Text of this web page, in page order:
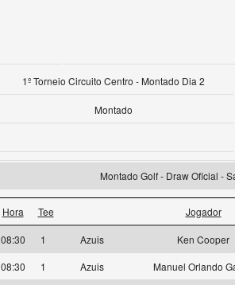
1º Torneio Circuito Centro - Montado Dia 2
Montado
Montado Golf - Draw Oficial -
Hora Tee Jogador
08:30 1 Azuis
Ken Cooper
08:30
1 Azuis
Manuel Orlando